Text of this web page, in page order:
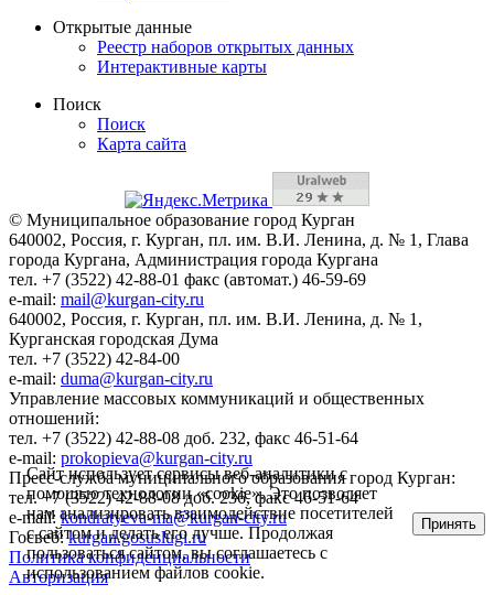
Открытые данные
Реестр наборов открытых данных
Интерактивные карты
Поиск
Поиск
Карта сайта
© Муниципальное образование город Курган
640002, Россия, г. Курган, пл. им. В.И. Ленина, д. № 1, Глава
города Кургана, Администрация города Кургана
тел. +7 (3522) 42-88-01 факс (автомат.) 46-59-69
e-mail: mail@kurgan-city.ru
640002, Россия, г. Курган, пл. им. В.И. Ленина, д. № 1,
Курганская городская Дума
тел. +7 (3522) 42-84-00
e-mail: duma@kurgan-city.ru
Управление массовых коммуникаций и общественных
отношений:
тел. +7 (3522) 42-88-08 доб. 232, факс 46-51-64
e-mail: prokopieva@kurgan-city.ru
Пресс-служба муниципального образования город Курган:
тел. +7 (3522) 42-88-08 доб. 236, факс 46-51-64
e-mail:kondratyeva-ma@kurgan-city.ru
Госвеб:kurgan.gosuslugi.ru
Политика конфиденциальности
Авторизация
Сайт использует сервисы веб-аналитики с
помощью технологии «cookie». Это позволяет
нам анализировать взаимодействие посетителей
с сайтом и делать его лучше. Продолжая
пользоваться сайтом, вы соглашаетесь с
использованием файлов cookie.
Принять